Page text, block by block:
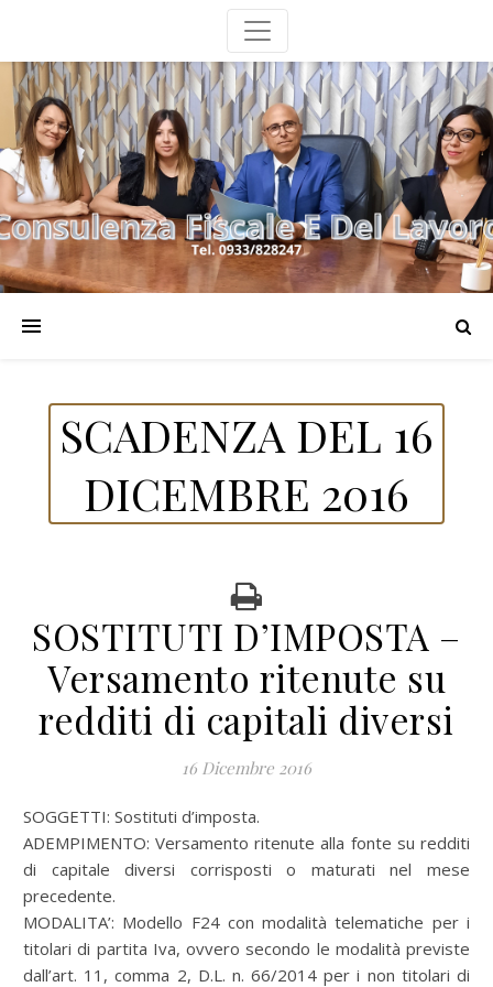
SCADENZA DEL 16
DICEMBRE 2016
SOSTITUTI D’IMPOSTA –
Versamento ritenute su
redditi di capitali diversi
16 Dicembre 2016
SOGGETTI: Sostituti d’imposta.
ADEMPIMENTO: Versamento ritenute alla fonte su redditi
di capitale diversi corrisposti o maturati nel mese
precedente.
MODALITA’: Modello F24 con modalità telematiche per i
titolari di partita Iva, ovvero secondo le modalità previste
dall’art. 11, comma 2, D.L. n. 66/2014 per i non titolari di